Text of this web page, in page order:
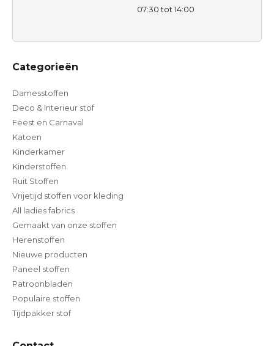
07:30 tot 14:00
Categorieën
Damesstoffen
Deco & Interieur stof
Feest en Carnaval
Katoen
Kinderkamer
Kinderstoffen
Ruit Stoffen
Vrijetijd stoffen voor kleding
All ladies fabrics
Gemaakt van onze stoffen
Herenstoffen
Nieuwe producten
Paneel stoffen
Patroonbladen
Populaire stoffen
Tijdpakker stof